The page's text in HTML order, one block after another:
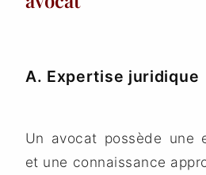
A. Expertise juridique
Un avocat possède une
et une connaissance